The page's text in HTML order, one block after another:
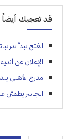
قد تعجبك أيضاً
الفتح يبدأ
الإعلان عن
مدرج الأهلي
الجاسر يطمئن